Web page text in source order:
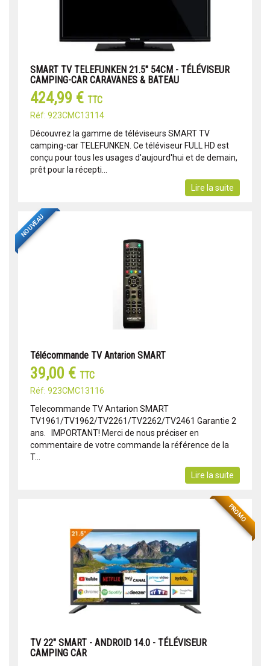
SMART TV TELEFUNKEN 21.5" 54CM - TÉLÉVISEUR
CAMPING-CAR CARAVANES & BATEAU
424,99 € TTC
Réf: 923CMC13114
Découvrez la gamme de téléviseurs SMART TV
camping-car TELEFUNKEN. Ce téléviseur FULL HD est
conçu pour tous les usages d'aujourd'hui et de demain,
prêt pour la récepti...
Lire la suite
NOUVEAU
Télécommande TV Antarion SMART
39,00 € TTC
Réf: 923CMC13116
Telecommande TV Antarion SMART
TV1961/TV1962/TV2261/TV2262/TV2461 Garantie 2
ans. IMPORTANT! Merci de nous préciser en
commentaire de votre commande la référence de la
T...
Lire la suite
PROMO
TV 22" SMART - ANDROID 14.0 - TÉLÉVISEUR
CAMPING CAR